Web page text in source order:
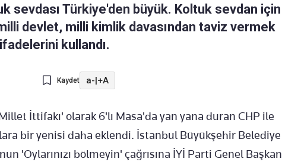
sevdası Türkiye'den büyük. Koltuk sevdan için
devlet, milli kimlik davasından taviz vermek
kullandı.
Kaydet a-|+A
İttifakı' olarak 6'lı Masa'da yan yana duran CHP ile
bir yenisi daha eklendi. İstanbul Büyükşehir Belediye
'Oylarınızı bölmeyin' çağrısına İYİ Parti Genel Başkan